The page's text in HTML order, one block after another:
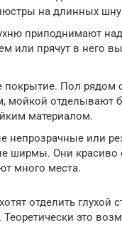
на длинных
приподнимают
или прячут в него
покрытие. Пол рядом
мойкой отделывают
материалом.
непрозрачные или
ширмы. Они красиво
много места.
отделить глухой
Теоретически это